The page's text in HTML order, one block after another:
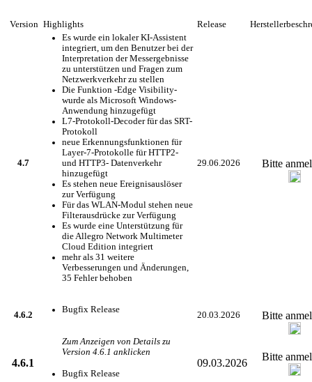
Version Highlights Release
4.7
Es wurde ein lokaler KI-Assistent
integriert, um den Benutzer bei der
Interpretation der Messergebnisse
zu unterstützen und Fragen zum
Netzwerkverkehr zu stellen
Die Funktion -Edge Visibility-
wurde als Microsoft Windows-
Anwendung hinzugefügt
L7-Protokoll-Decoder für das SRT-
Protokoll
neue Erkennungsfunktionen für
Layer-7-Protokolle für HTTP2-
und HTTP3- Datenverkehr
hinzugefügt
Es stehen neue Ereignisauslöser
zur Verfügung
Für das WLAN-Modul stehen neue
Filterausdrücke zur Verfügung
Es wurde eine Unterstützung für
die Allegro Network Multimeter
Cloud Edition integriert
mehr als 31 weitere
Verbesserungen und Änderungen,
35 Fehler behoben
29.06.2026 Bitte
4.6.2
Bugfix Release
20.03.2026 Bitte
4.6.1
Zum Anzeigen von Details zu
Version 4.6.1 anklicken
Bugfix Release
09.03.2026
Bitte